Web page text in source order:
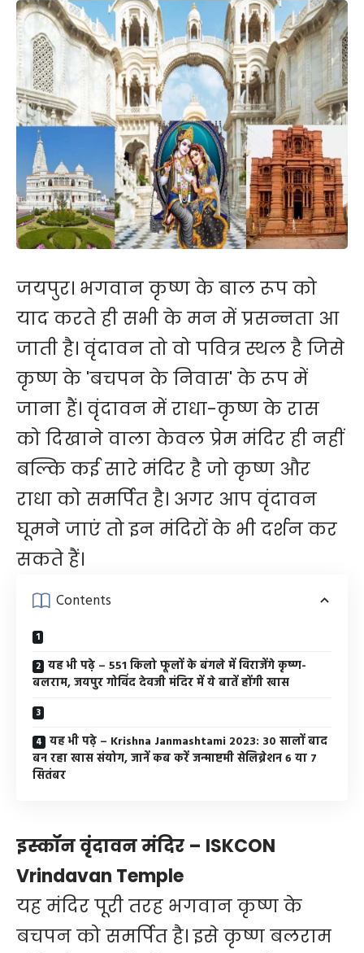
जयपुर। भगवान कृष्ण के बाल रूप को
याद करते ही सभी के मन में प्रसन्नता आ
जाती है। वृंदावन तो वो पवित्र स्थल है जिसे
कृष्ण के 'बचपन के निवास' के रूप में
जाना हैं। वृंदावन में राधा-कृष्ण के रास
को दिखाने वाला केवल प्रेम मंदिर ही नहीं
बल्कि कई सारे मंदिर है जो कृष्ण और
राधा को समर्पित है। अगर आप वृंदावन
घूमने जाएं तो इन मंदिरों के भी दर्शन कर
सकते हैं।
Contents
यह भी पढे़ – 551 किलो फूलों के बंगले में विराजेंगे कृष्ण-
बलराम, जयपुर गोविंद देवजी मंदिर में ये बातें होंगी खास
यह भी पढे़ – Krishna Janmashtami 2023: 30 सालों बाद
बन रहा खास संयोग, जानें कब करें जन्माष्टमी सेलिब्रेशन 6 या 7
सितंबर
इस्कॉन वृंदावन मंदिर – ISKCON
Vrindavan Temple
यह मंदिर पूरी तरह भगवान कृष्ण के
बचपन को समर्पित है। इसे कृष्ण बलराम